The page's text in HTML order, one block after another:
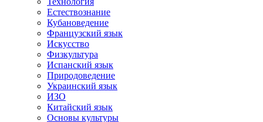
Естествознание
Кубановедение
Французский язык
Искусство
Физкультура
Испанский язык
Природоведение
Украинский язык
ИЗО
Китайский язык
Основы культуры